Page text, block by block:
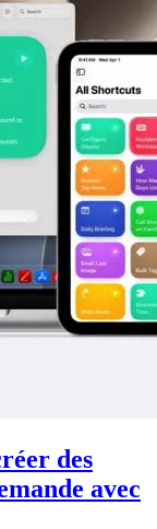
des
avec